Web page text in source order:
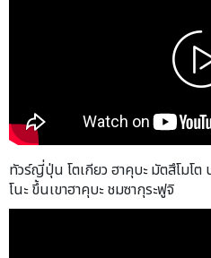
ทัวร์ญี่ปุ่น โตเกียว ฮาคุบะ มัตสึโมโ
โนะ ขึ้นเขาฮาคุบะ ชมซากุระฟูจิ